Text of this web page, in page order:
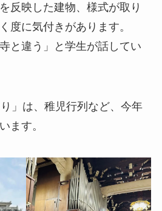
反映した建物、様式が取り
度に気付きがあります。
と違う」と学生が話してい
」は、稚児行列など、今年
ます。